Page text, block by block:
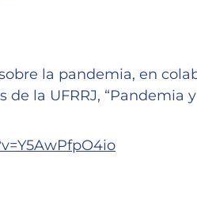
la pandemia, en
la UFRRJ,